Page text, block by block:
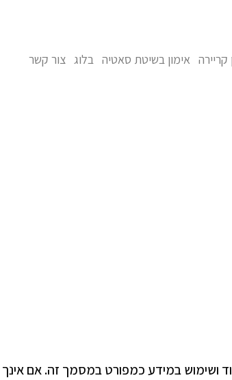
קריירה אימון בשיטת סאטיה בלוג צור קשר
ושימוש במידע כמפורט במסמך זה. אם